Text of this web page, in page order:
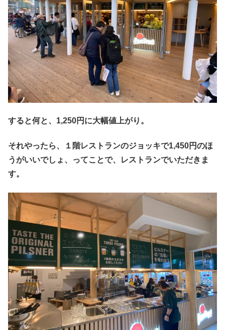
すると何と、1,250円に大幅値上がり。
それやったら、１階レストランのジョッキで1,450円のほ
うがいいでしょ、ってことで、レストランでいただきま
す。